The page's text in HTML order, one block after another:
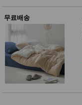
드(칠
판)
조형물
DIY
유아 이
유식
아기띠/
외출용
건강/미
무료배송